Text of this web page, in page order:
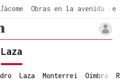
Obras en la avenida de
Laza
Laza Monterrei Oímbra